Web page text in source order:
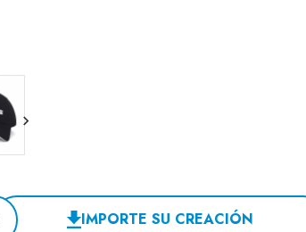
IMPORTE SU CREACIÓN